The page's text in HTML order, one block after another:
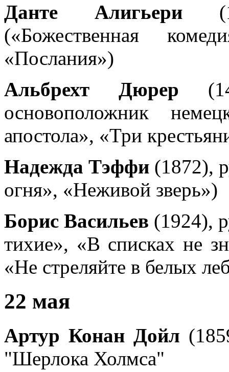
Данте Алигьери
(«Божественная
«Послания»)
Альбрехт Дюрер
основоположник
апостола», «Три
Надежда Тэффи (1872),
огня», «Неживой зверь»)
Борис Васильев (1924),
тихие», «В списках не
«Не стреляйте в белых
22 мая
Артур Конан Дойл
"Шерлока Холмса"